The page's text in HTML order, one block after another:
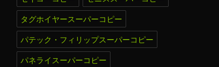
タグホイヤースーパーコピー
パテック・フィリップスーパーコピー
パネライスーパーコピー